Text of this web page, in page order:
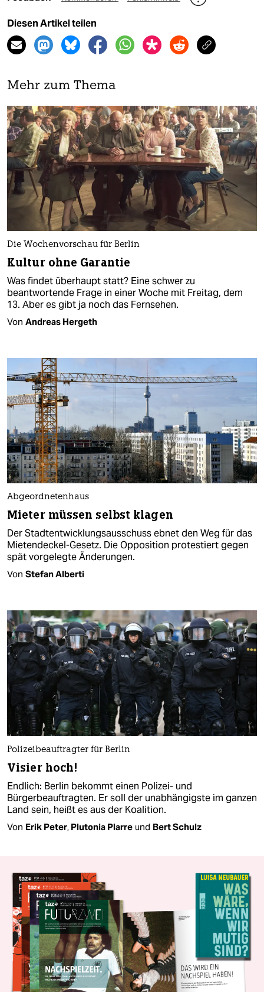
Diesen Artikel teilen
Mehr zum Thema
Die Wochenvorschau für Berlin
Kultur ohne Garantie
Was findet überhaupt statt? Eine schwer zu
beantwortende Frage in einer Woche mit Freitag, dem
13. Aber es gibt ja noch das Fernsehen.
Von Andreas Hergeth
Abgeordnetenhaus
Mieter müssen selbst klagen
Der Stadtentwicklungsausschuss ebnet den Weg für das
Mietendeckel-Gesetz. Die Opposition protestiert gegen
spät vorgelegte Änderungen.
Von Stefan Alberti
Polizeibeauftragter für Berlin
Visier hoch!
Endlich: Berlin bekommt einen Polizei- und
Bürgerbeauftragten. Er soll der unabhängigste im ganzen
Land sein, heißt es aus der Koalition.
Von Erik Peter, Plutonia Plarre und Bert Schulz